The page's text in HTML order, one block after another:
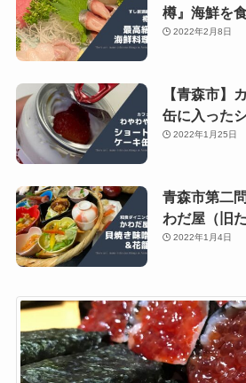
樽』海鮮を
2022年2月8日
【青森市】
缶に入った
2022年1月25日
青森市第二
わだ屋（旧
2022年1月4日